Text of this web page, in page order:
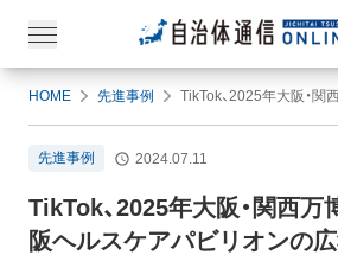
HOME 先進事例
先進事例 2024.07.11
TikTok、2025年大阪・関西
阪ヘルスケアパビリオンの